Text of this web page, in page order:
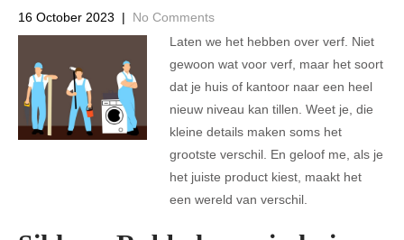
16 October 2023 | No Comments
Laten we het hebben over verf. Niet
gewoon wat voor verf, maar het soort
dat je huis of kantoor naar een heel
nieuw niveau kan tillen. Weet je, die
kleine details maken soms het
grootste verschil. En geloof me, als je
het juiste product kiest, maakt het
een wereld van verschil.